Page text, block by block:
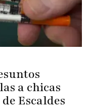
a chicas
Escaldes